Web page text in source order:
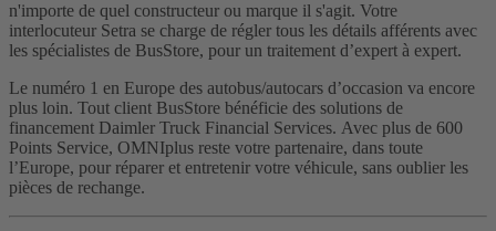
n'importe de quel constructeur ou marque il s'agit. Votre
interlocuteur Setra se charge de régler tous les détails afférents avec
les spécialistes de BusStore, pour un traitement d’expert à expert.
Le numéro 1 en Europe des autobus/autocars d’occasion va encore
plus loin. Tout client BusStore bénéficie des solutions de
financement Daimler Truck Financial Services. Avec plus de 600
Points Service, OMNIplus reste votre partenaire, dans toute
l’Europe, pour réparer et entretenir votre véhicule, sans oublier les
pièces de rechange.